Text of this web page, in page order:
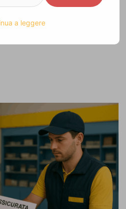
con
Guida
a leggere